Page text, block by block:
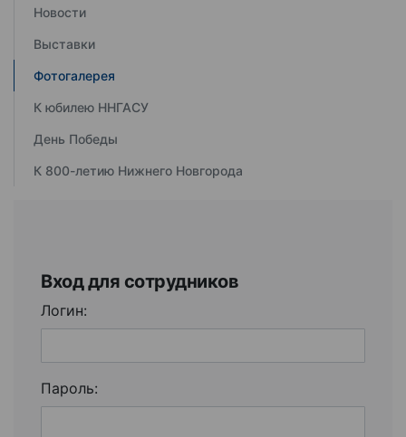
Новости
Выставки
Фотогалерея
К юбилею ННГАСУ
День Победы
К 800-летию Нижнего Новгорода
Вход для сотрудников
Логин:
Пароль: